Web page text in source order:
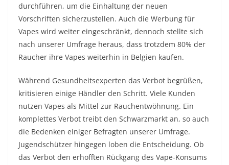
durchführen, um die Einhaltung der neuen
Vorschriften sicherzustellen. Auch die Werbung für
Vapes wird weiter eingeschränkt, dennoch stellte sich
nach unserer Umfrage heraus, dass trotzdem 80% der
Raucher ihre Vapes weiterhin in Belgien kaufen.
Während Gesundheitsexperten das Verbot begrüßen,
kritisieren einige Händler den Schritt. Viele Kunden
nutzen Vapes als Mittel zur Rauchentwöhnung. Ein
komplettes Verbot treibt den Schwarzmarkt an, so auch
die Bedenken einiger Befragten unserer Umfrage.
Jugendschützer hingegen loben die Entscheidung. Ob
das Verbot den erhofften Rückgang des Vape-Konsums